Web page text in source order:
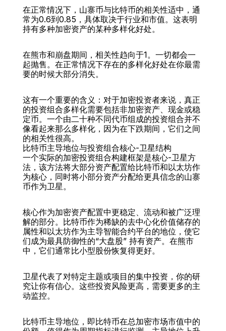
在正常情况下，山寨币与比特币的相关性适中，通
常为0.6到0.85，具体取决于行业和市值。这表明
持有多种加密资产的某种多样化好处。
在熊市和崩盘期间，相关性趋向于1。一切都会一
起抛售。在正常情况下存在的多样化好处在你最需
要的时候大部分消失。
这有一个重要的含义：对于加密投资者来说，真正
的投资组合多样化需要包括非加密资产、现金或稳
定币。一个由二十种不同代币组成的投资组合并不
像看起来那么多样化，因为在下跌期间，它们之间
的相关性很高。
比特币主导地位与投资组合核心-卫星结构
一个实际的加密投资组合构建框架是核心-卫星方
法，该方法将大部分资产配置给比特币和以太坊作
为核心，同时将小部分资产分配给更具信念的山寨
币作为卫星。
核心作为加密资产配置中更稳定、流动和被广泛理
解的部分。比特币作为稀缺的去中心化价值储存的
属性和以太坊作为主导智能合约平台的地位，使它
们成为最具防御性的“大盘股” 持有资产。在熊市
中，它们通常比小型股份恢复得更好。
卫星代表了对特定主题或项目的集中投资，你的研
究让你有信心。这些投资风险更高，需要更多的主
动监控。
比特币主导地位，即比特币在总加密市场市值中的